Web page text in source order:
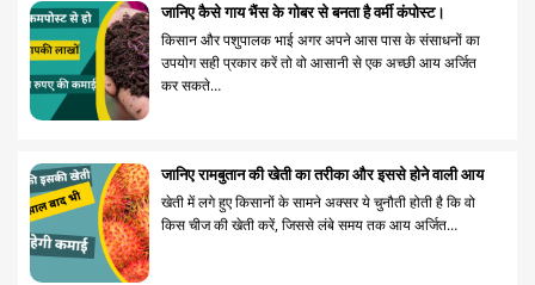
जानिए कैसे गाय भैंस के गोबर से बनता है वर्मी कंपोस्ट।
किसान और पशुपालक भाई अगर अपने आस पास के संसाधनों का
उपयोग सही प्रकार करें तो वो आसानी से एक अच्छी आय अर्जित
कर सकते…
जानिए रामबुतान की खेती का तरीका और इससे होने वाली आय
खेती में लगे हुए किसानों के सामने अक्सर ये चुनौती होती है कि वो
किस चीज की खेती करें, जिससे लंबे समय तक आय अर्जित…